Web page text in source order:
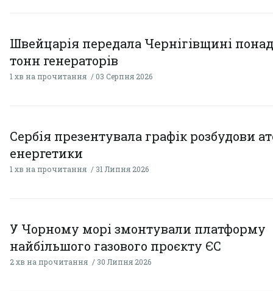
Швейцарія передала Чернігівщині
тонн генераторів
1 хв на прочитання 03 Серпня 2026
Сербія презентувала графік розбудови
енергетики
1 хв на прочитання 31 Липня 2026
У Чорному морі змонтували платформу
найбільшого газового проєкту ЄС
2 хв на прочитання 30 Липня 2026